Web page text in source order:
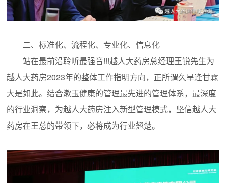
二、标准化、流程化、专业化、信息化
站在最前沿聆听最强音!!!越人大药房总经理王锐先生为
越人大药房2023年的整体工作指明方向，正所谓久旱逢甘霖
大是如此。结合漱玉健康的管理最先进的管理体系，最深度
的行业洞察，为越人大药房注入新型管理模式，坚信越人大
药房在王总的带领下，必将成为行业翘楚。